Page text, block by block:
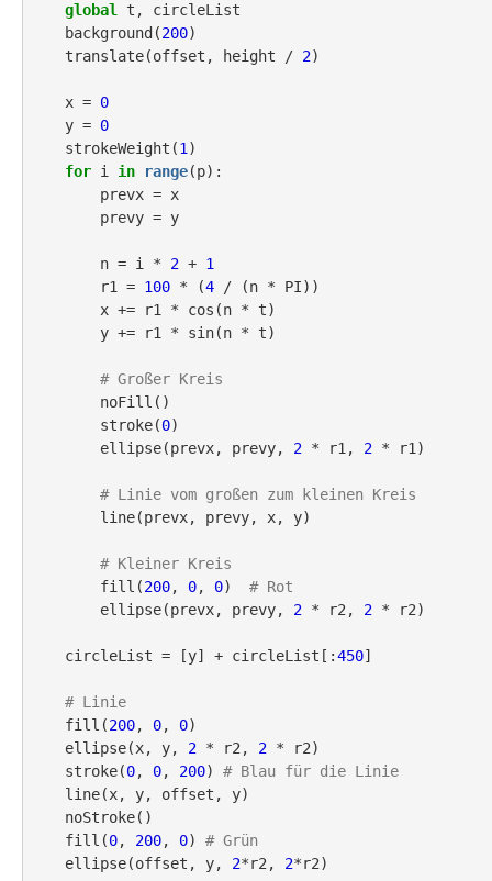
global t, circleList
    background(
200)
    translate(offset, height /
2)
    x =
0
    y =
0
    strokeWeight(
1)
for i in range(p):
        n = i *
2 + 1
        r1 =
100 * (4 / (n * PI))
# Großer Kreis
        stroke(
0)
        ellipse(prevx, prevy,
2 * r1, 2 * r1)
# Linie vom großen zum kleinen Kreis
# Kleiner Kreis
        fill(
200, 0, 0) # Rot
        ellipse(prevx, prevy,
2 * r2, 2 * r2)
    circleList = [y] + circleList[:
450]
# Linie
    fill(
200, 0, 0)
    ellipse(x, y,
2 * r2, 2 * r2)
    stroke(
0, 0, 200) # Blau für die Linie
    fill(
0, 200, 0) # Grün
    ellipse(offset, y,
2*r2, 2*r2)